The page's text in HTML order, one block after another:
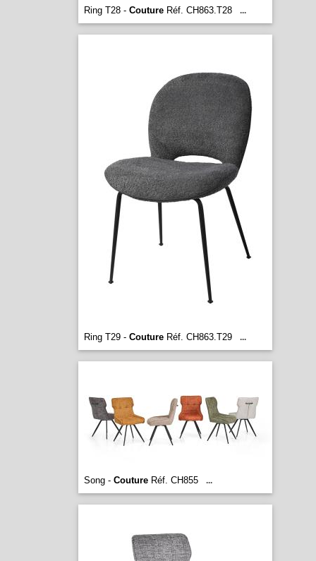
Ring T28 - CoutureRéf. CH863.T28 ...
Ring T29 - CoutureRéf. CH863.T29 ...
Song - CoutureRéf. CH855 ...